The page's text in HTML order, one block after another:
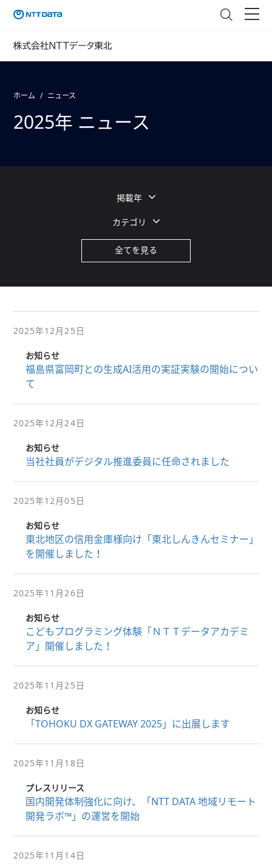
ホーム ニュース
2025年 ニュース
掲載年
カテゴリ
全てを見る
2025年12月25日
お知らせ
福島県富岡町との生成AI活用の実証実験の開始につい
て
2025年12月24日
お知らせ
当社社員がデジタル推進委員に任命されました
2025年12月05日
お知らせ
東北地区の信用金庫様向け「東北しんきんセミナー」
を開催しました！
2025年11月26日
お知らせ
こどもプログラミング体験「ＮＴＴデータアカデミ
ア」開催しました！
2025年11月25日
お知らせ
「TOHOKU DX GATEWAY 2025」に出展します
2025年11月18日
プレスリリース
国内開発体制強化に向け、「NTT DATA 地域リモート
開発ラボ™」の運営を開始
2025年11月14日